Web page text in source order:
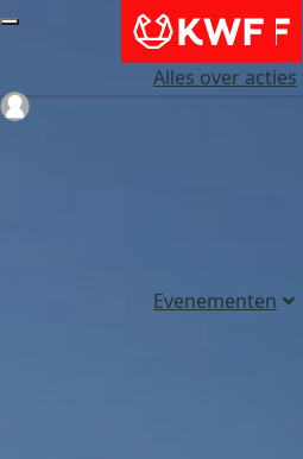
Alles over acties
Evenementen